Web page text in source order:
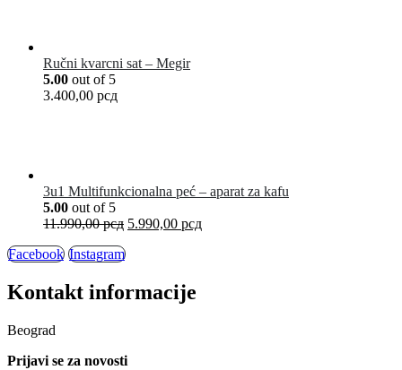
Ručni kvarcni sat – Megir
5.00 out of 5
3.400,00 рсд
3u1 Multifunkcionalna peć – aparat za kafu
5.00 out of 5
11.990,00рсд 5.990,00 рсд
Facebook Instagram
Kontakt informacije
Beograd
Prijavi se za novosti